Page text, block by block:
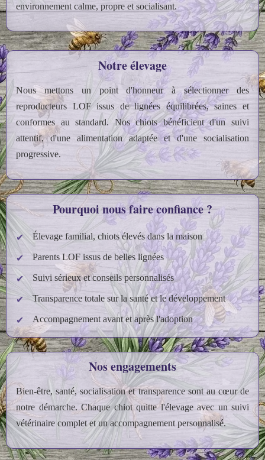
environnement calme, propre et socialisant.
Notre élevage
Nous mettons un point d'honneur à sélectionner des
reproducteurs LOF issus de lignées équilibrées, saines et
conformes au standard. Nos chiots bénéficient d'un suivi
attentif, d'une alimentation adaptée et d'une socialisation
progressive.
Pourquoi nous faire confiance ?
Élevage familial, chiots élevés dans la maison
Parents LOF issus de belles lignées
Suivi sérieux et conseils personnalisés
Transparence totale sur la santé et le développement
Accompagnement avant et après l'adoption
Nos engagements
Bien‑être, santé, socialisation et transparence sont au cœur de
notre démarche. Chaque chiot quitte l'élevage avec un suivi
vétérinaire complet et un accompagnement personnalisé.